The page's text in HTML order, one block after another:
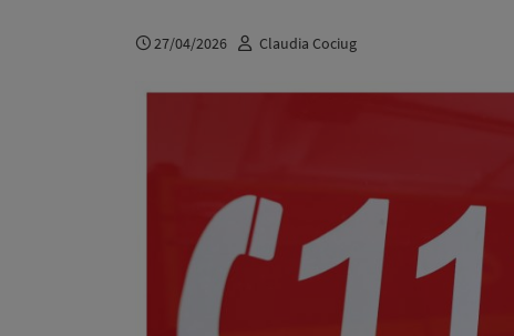
27/04/2026 Claudia Cociug